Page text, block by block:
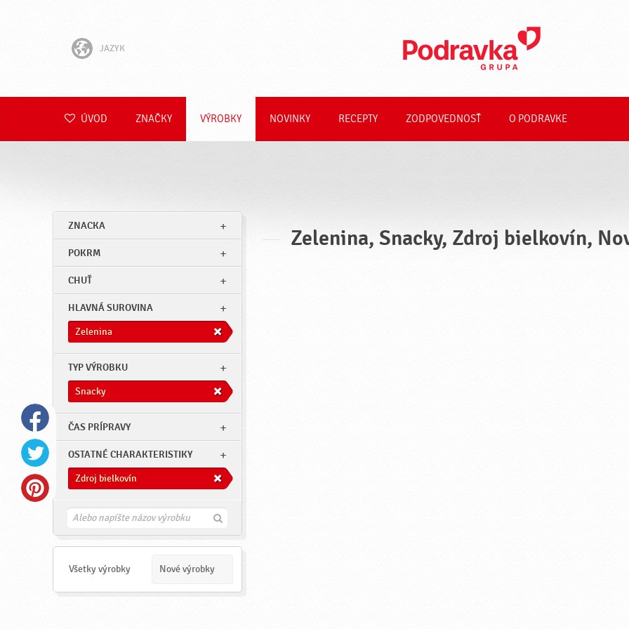
JAZYK
Hrvatski
Română
Deutsch
ÚVOD ZNAČKY VÝROBKY NOVINKY RECEPTY ZODPOVEDNOSŤ O PODRAVKE
ZNACKA
POKRM
CHUŤ
HLAVNÁ SUROVINA
Zelenina
TYP VÝROBKU
Snacky
ČAS PRÍPRAVY
OSTATNÉ CHARAKTERISTIKY
Zdroj bielkovín
H
a
Všetky výrobky Nové výrobky
Zelenina, Snacky, Zdroj bielkovín,